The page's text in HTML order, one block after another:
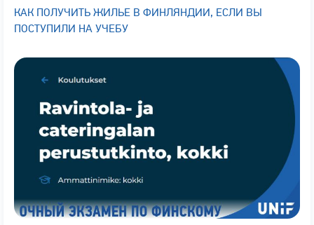
КАК ПОЛУЧИТЬ ЖИЛЬЕ В ФИНЛЯНДИИ, ЕСЛИ ВЫ
ПОСТУПИЛИ НА УЧЕБУ